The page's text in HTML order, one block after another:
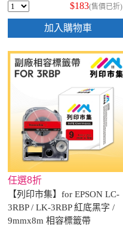
$183(售價已折)
加入購物車
任選8折
【列印市集】for EPSON LC-
3RBP / LK-3RBP 紅底黑字 /
9mmx8m 相容標籤帶